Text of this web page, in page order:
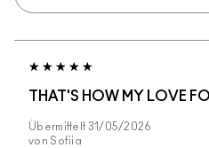
THAT'S HOW MY LOVE
Übermittelt 31/05/2026
von Sofiia